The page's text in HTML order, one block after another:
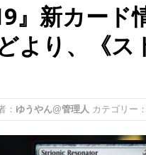
』新カード
より、《
： ゆうやん@管理人 カテゴリー：